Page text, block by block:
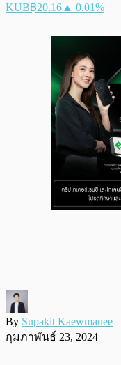
KUB฿20.16 ▲ 0.01%
By Supakit Kaewmanee
กุมภาพันธ์ 23, 2024